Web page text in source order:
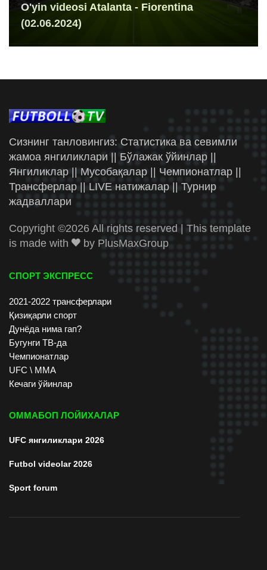
O'yin videosi Atalanta - Fiorentina
(02.06.2024)
Сизнинг танловингиз: Статистика ва севимли
жамоа янгиликлари || Бўлажак ўйинлар ||
Янгиликлар || Мусобақалар || Чемпионатлар ||
Трансферлар || LIVE натижалар || Турнир
жадваллари
Copyright ©2026 All rights reserved | This template
is made with
by PlusMaxGroup
СПОРТ ЭКСПРЕСС
2021-2022 трансферлари
Қизиқарли спорт
Дунёда нима гап?
Бугунги ТВ-да
Чемпионатлар
UFC \ ММА
Кечаги ўйинлар
ОММАБОП ЛОЙИХАЛАР
UFC янгиликлари 2026
Futbol videolar 2026
Sport forum